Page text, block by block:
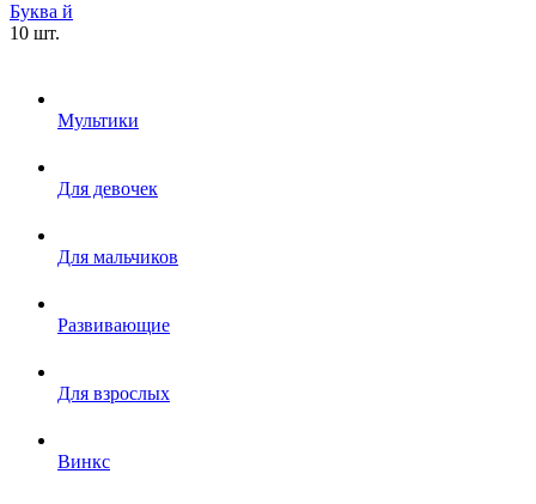
Буква й
10 шт.
Мультики
Для девочек
Для мальчиков
Развивающие
Для взрослых
Винкс